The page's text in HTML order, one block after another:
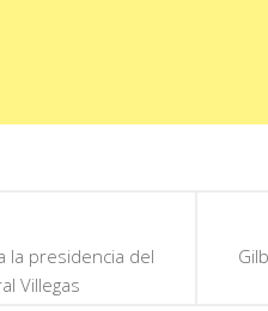
la presidencia del
Villegas